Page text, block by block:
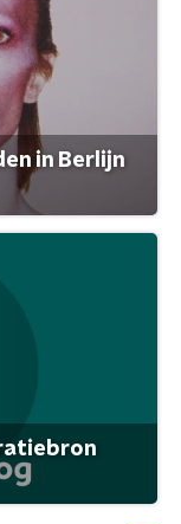
in Berlijn